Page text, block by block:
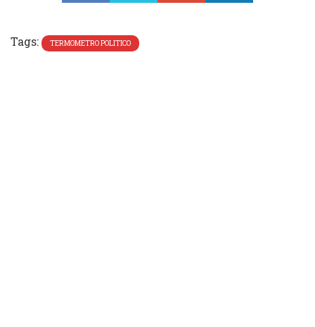
Tags: TERMOMETRO POLITICO